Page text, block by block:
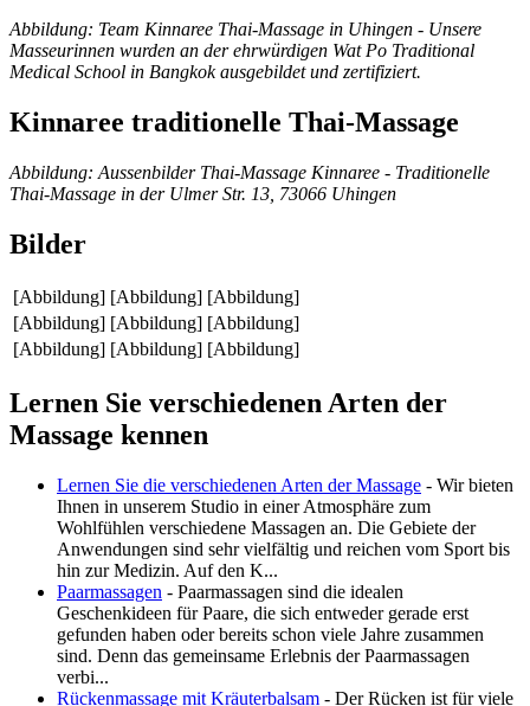
Abbildung: Team Kinnaree Thai-Massage in Uhingen - Unsere
Masseurinnen wurden an der ehrwürdigen Wat Po Traditional
Medical School in Bangkok ausgebildet und zertifiziert.
Kinnaree traditionelle Thai-Massage
Abbildung: Aussenbilder Thai-Massage Kinnaree - Traditionelle
Thai-Massage in der Ulmer Str. 13, 73066 Uhingen
Bilder
[Abbildung] [Abbildung] [Abbildung]
[Abbildung] [Abbildung] [Abbildung]
[Abbildung] [Abbildung] [Abbildung]
Lernen Sie verschiedenen Arten der
Massage kennen
Lernen Sie die verschiedenen Arten der Massage - Wir bieten
Ihnen in unserem Studio in einer Atmosphäre zum
Wohlfühlen verschiedene Massagen an. Die Gebiete der
Anwendungen sind sehr vielfältig und reichen vom Sport bis
hin zur Medizin. Auf den K...
Paarmassagen - Paarmassagen sind die idealen
Geschenkideen für Paare, die sich entweder gerade erst
gefunden haben oder bereits schon viele Jahre zusammen
sind. Denn das gemeinsame Erlebnis der Paarmassagen
verbi...
Rückenmassage mit Kräuterbalsam - Der Rücken ist für viele